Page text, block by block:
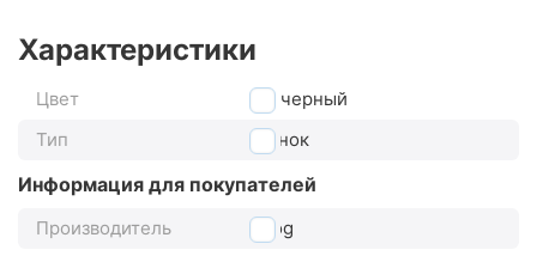
Характеристики
Цвет
черный
Тип
звонок
Информация для покупателей
Производитель
Knog